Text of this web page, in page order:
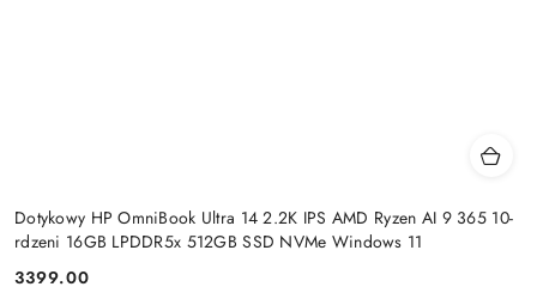
Dotykowy HP OmniBook Ultra 14 2.2K IPS AMD Ryzen AI 9 365 10-
rdzeni 16GB LPDDR5x 512GB SSD NVMe Windows 11
3399.00